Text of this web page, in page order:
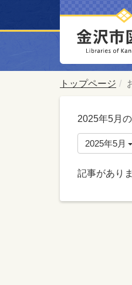
トップページ
2025年5月
2025年5月
記事があり